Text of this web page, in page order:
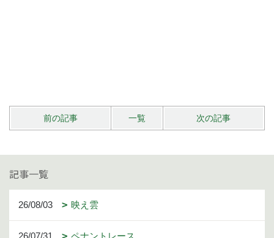
前の記事 一覧 次の記事
記事一覧
26/08/03 映え雲
26/07/31 ペナントレース